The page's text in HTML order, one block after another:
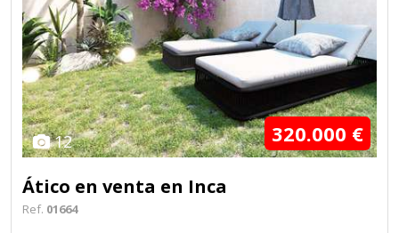
12 320.000 €
Ático en venta en Inca
Ref. 01664